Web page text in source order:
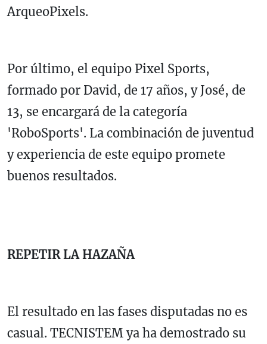
ArqueoPixels.
Por último, el equipo Pixel Sports,
formado por David, de 17 años, y José, de
13, se encargará de la categoría
'RoboSports'. La combinación de juventud
y experiencia de este equipo promete
buenos resultados.
REPETIR LA HAZAÑA
El resultado en las fases disputadas no es
casual. TECNISTEM ya ha demostrado su